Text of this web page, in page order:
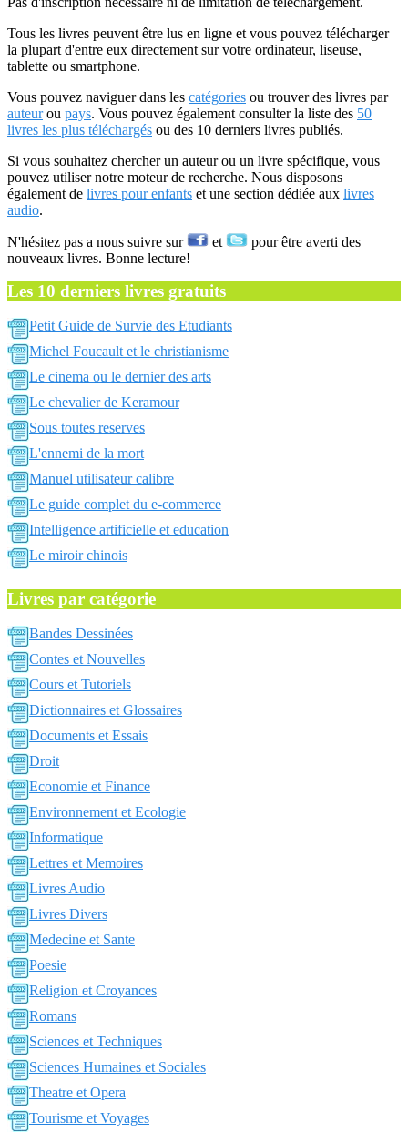
Tous les livres peuvent être lus en ligne et vous pouvez télécharger
la plupart d'entre eux directement sur votre ordinateur, liseuse,
tablette ou smartphone.
Vous pouvez naviguer dans les catégories ou trouver des livres par
auteurou pays. Vous pouvez également consulter la liste des 50
livres les plus téléchargés ou des 10 derniers livres publiés.
Si vous souhaitez chercher un auteur ou un livre spécifique, vous
pouvez utiliser notre moteur de recherche. Nous disposons
également de livres pour enfants et une section dédiée aux livres
audio.
N'hésitez pas a nous suivre sur et
pour être averti des
nouveaux livres. Bonne lecture!
Les 10 derniers livres gratuits
Petit Guide de Survie des Etudiants
Michel Foucault et le christianisme
Le cinema ou le dernier des arts
Le chevalier de Keramour
Sous toutes reserves
L'ennemi de la mort
Manuel utilisateur calibre
Le guide complet du e-commerce
Intelligence artificielle et education
Le miroir chinois
Livres par catégorie
Bandes Dessinées
Contes et Nouvelles
Cours et Tutoriels
Dictionnaires et Glossaires
Documents et Essais
Droit
Economie et Finance
Environnement et Ecologie
Informatique
Lettres et Memoires
Livres Audio
Livres Divers
Medecine et Sante
Poesie
Religion et Croyances
Romans
Sciences et Techniques
Sciences Humaines et Sociales
Theatre et Opera
Tourisme et Voyages